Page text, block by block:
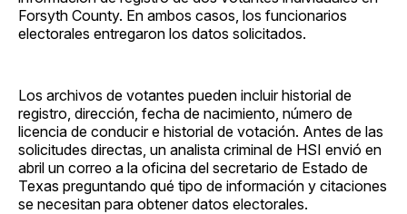
Forsyth County. En ambos casos, los funcionarios
electorales entregaron los datos solicitados.
Los archivos de votantes pueden incluir historial de
registro, dirección, fecha de nacimiento, número de
licencia de conducir e historial de votación. Antes de las
solicitudes directas, un analista criminal de HSI envió en
abril un correo a la oficina del secretario de Estado de
Texas preguntando qué tipo de información y citaciones
se necesitan para obtener datos electorales.